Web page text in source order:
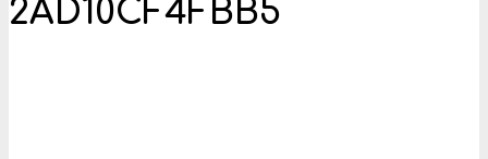
2AD10CF4FBB5